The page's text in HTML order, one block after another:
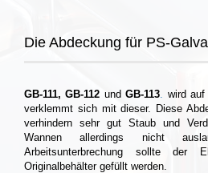
Die Abdeckung für PS-
GB-111,GB-112 undGB-113. wird auf
verklemmt sich mit dieser. Diese
verhindern sehr gut Staub und
Wannen allerdings nicht
Arbeitsunterbrechung sollte der
Originalbehälter gefüllt werden.